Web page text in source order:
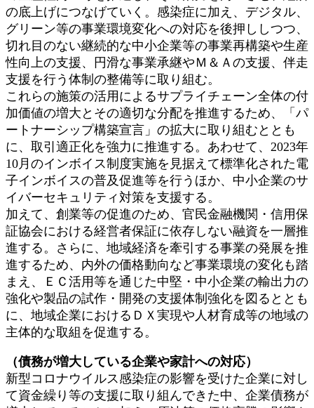
の底上げにつなげていく。感染症に加え、デジタル、
グリーン等の事業環境変化への対応を後押ししつつ、
切れ目のない継続的な中小企業等の事業再構築や生産
性向上の支援、円滑な事業承継やＭ＆Ａの支援、伴走
支援を行う体制の整備等に取り組む。
これらの施策の活用によるサプライチェーン全体の付
加価値の増大とその適切な分配を推進するため、「パ
ートナーシップ構築宣言」の拡大に取り組むととも
に、取引適正化を強力に推進する。あわせて、2023年
10月のインボイス制度実施を見据えて標準化された電
子インボイスの普及促進等を行うほか、中小企業のサ
イバーセキュリティ対策を支援する。
加えて、創業等の促進のため、官民金融機関・信用保
証協会における経営者保証に依存しない融資を一層推
進する。さらに、地域経済を牽引する事業の発展を推
進するため、内外の価格動向など事業環境の変化も踏
まえ、ＥＣ活用等を通じた中堅・中小企業の輸出力の
強化や製品の試作・開発の支援体制強化を図るととも
に、地域企業におけるＤＸ実現や人材育成等の地域の
主体的な取組を促進する。
（債務が増大している企業や家計への対応）
新型コロナウイルス感染症の影響を受けた企業に対し
て資金繰り等の支援に取り組んできた中、企業債務が